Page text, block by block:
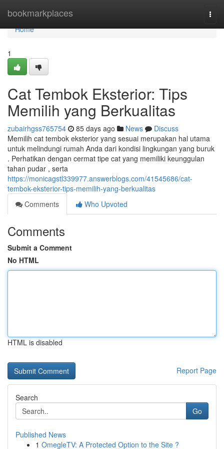
bookmarkplaces
Home
Home
1
Cat Tembok Eksterior: Tips
Memilih yang Berkualitas
zubairhgss765754 85 days ago News
Discuss
Memilih cat tembok eksterior yang sesuai merupakan hal utama
untuk melindungi rumah Anda dari kondisi lingkungan yang buruk
. Perhatikan dengan cermat tipe cat yang memiliki keunggulan
tahan pudar , serta
https://monicagstl339977.answerblogs.com/41545686/cat-
tembok-eksterior-tips-memilih-yang-berkualitas
Comments
Who Upvoted
Comments
Submit a Comment
No HTML
HTML is disabled
Report Page
Search
Go
Published News
1 OmegleTV: A Protected Option to the Site ?